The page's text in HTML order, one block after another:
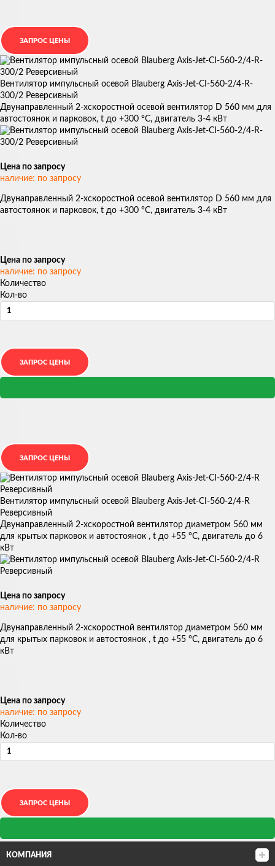
Вентилятор импульсный осевой Blauberg Axis-Jet-CI-560-2/4-R-
300/2 Реверсивный
Двунаправленный 2-хскоростной осевой вентилятор D 560 мм для
автостоянок и парковок, t до +300 °С, двигатель 3-4 кВт
Цена по запросу
наличие: по запросу
Двунаправленный 2-хскоростной осевой вентилятор D 560 мм для
автостоянок и парковок, t до +300 °С, двигатель 3-4 кВт
Цена по запросу
наличие: по запросу
Количество
Кол-во
Вентилятор импульсный осевой Blauberg Axis-Jet-CI-560-2/4-R
Реверсивный
Двунаправленный 2-хскоростной вентилятор диаметром 560 мм
для крытых парковок и автостоянок , t до +55 °С, двигатель до 6
кВт
Цена по запросу
наличие: по запросу
Двунаправленный 2-хскоростной вентилятор диаметром 560 мм
для крытых парковок и автостоянок , t до +55 °С, двигатель до 6
кВт
Цена по запросу
наличие: по запросу
Количество
Кол-во
КОМПАНИЯ